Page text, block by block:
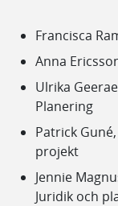
Francisca
Anna
Ulrika
Planering
Patrick
projekt
Jennie
Juridik och